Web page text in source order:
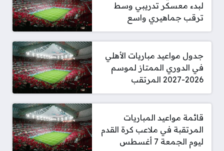
لبدء معسكر تدريبي وسط
ترقب جماهيري واسع
جدول مواعيد مباريات الأهلي
في الدوري الممتاز لموسم
2026-2027 المرتقب
قائمة مواعيد المباريات
المرتقبة في ملاعب كرة القدم
ليوم الجمعة 7 أغسطس